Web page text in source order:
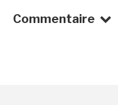
Commentaire